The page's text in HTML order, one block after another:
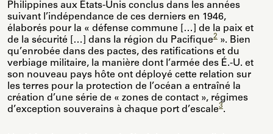
Philippines aux États-Unis conclus dans les années
suivant l’indépendance de ces derniers en 1946,
élaborés pour la « défense commune […] de la paix et
de la sécurité […] dans la région du Pacifique2 ». Bien
qu’enrobée dans des pactes, des ratifications et du
verbiage militaire, la manière dont l’armée des É.-U. et
son nouveau pays hôte ont déployé cette relation sur
les terres pour la protection de l’océan a entraîné la
création d’une série de « zones de contact », régimes
d’exception souverains à chaque port d’escale3.